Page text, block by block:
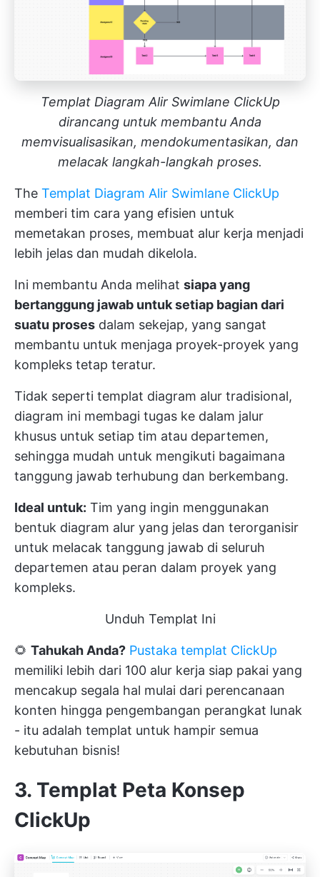
Templat Diagram Alir Swimlane ClickUp
dirancang untuk membantu Anda
memvisualisasikan, mendokumentasikan, dan
melacak langkah-langkah proses.
The Templat Diagram Alir Swimlane ClickUp
memberi tim cara yang efisien untuk
memetakan proses, membuat alur kerja menjadi
lebih jelas dan mudah dikelola.
Ini membantu Anda melihat siapa yang
bertanggung jawab untuk setiap bagian dari
suatu proses dalam sekejap, yang sangat
membantu untuk menjaga proyek-proyek yang
kompleks tetap teratur.
Tidak seperti templat diagram alur tradisional,
diagram ini membagi tugas ke dalam jalur
khusus untuk setiap tim atau departemen,
sehingga mudah untuk mengikuti bagaimana
tanggung jawab terhubung dan berkembang.
Ideal untuk: Tim yang ingin menggunakan
bentuk diagram alur yang jelas dan terorganisir
untuk melacak tanggung jawab di seluruh
departemen atau peran dalam proyek yang
kompleks.
Unduh Templat Ini
🌻 Tahukah Anda? Pustaka templat ClickUp
memiliki lebih dari 100 alur kerja siap pakai yang
mencakup segala hal mulai dari perencanaan
konten hingga pengembangan perangkat lunak
- itu adalah templat untuk hampir semua
kebutuhan bisnis!
3. Templat Peta Konsep
ClickUp